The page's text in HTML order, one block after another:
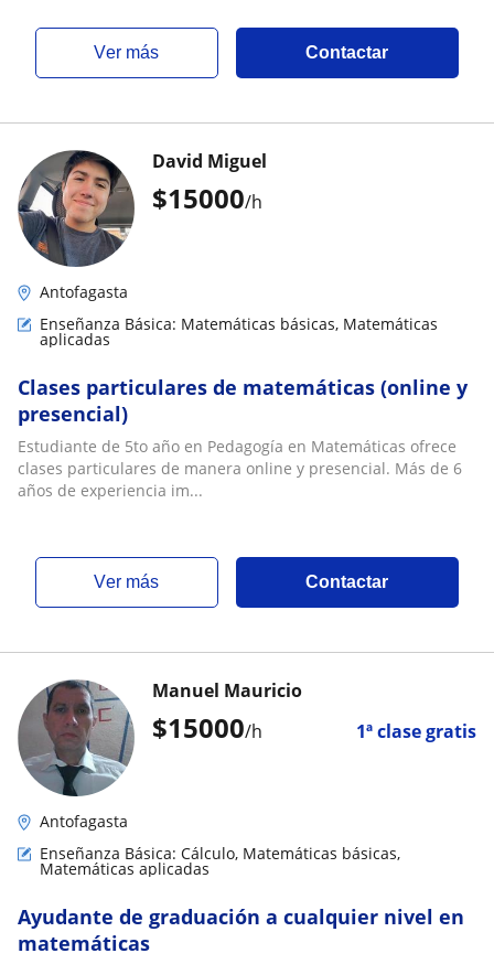
ver más Contactar
$15000/h
David Miguel
Antofagasta
Enseñanza Básica: Matemáticas básicas, Matemáticas
aplicadas
Clases particulares de matemáticas (online y
presencial)
Estudiante de 5to año en Pedagogía en Matemáticas ofrece
clases particulares de manera online y presencial. Más de 6
años de experiencia im...
ver más Contactar
$15000/h 1ª clase gratis
Manuel Mauricio
Antofagasta
Enseñanza Básica: Cálculo, Matemáticas básicas,
Matemáticas aplicadas
Ayudante de graduación a cualquier nivel en
matemáticas